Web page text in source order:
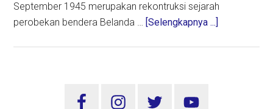
September 1945 merupakan rekontruksi sejarah
perobekan bendera Belanda … [Selengkapnya ...]
Sidebar